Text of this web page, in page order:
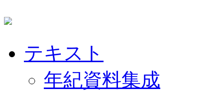
テキスト
年紀資料集成